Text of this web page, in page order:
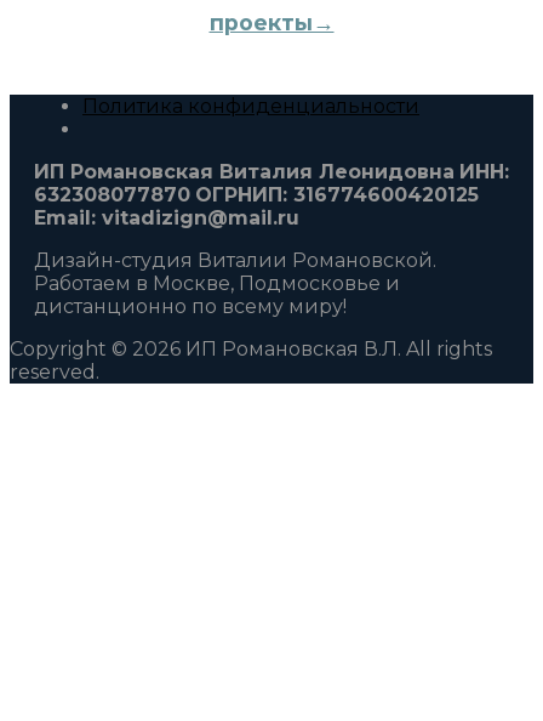
проекты→
Политика конфиденциальности
ИП Романовская Виталия Леонидовна ИНН:
632308077870 ОГРНИП: 316774600420125
Email: vitadizign@mail.ru
Дизайн-студия Виталии Романовской.
Работаем в Москве, Подмосковье и
дистанционно по всему миру!
Copyright © 2026 ИП Романовская В.Л. All rights
reserved.